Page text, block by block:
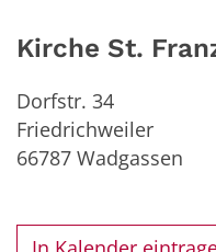
Kirche St.
Dorfstr. 34
Friedrichweiler
66787 Wadgassen